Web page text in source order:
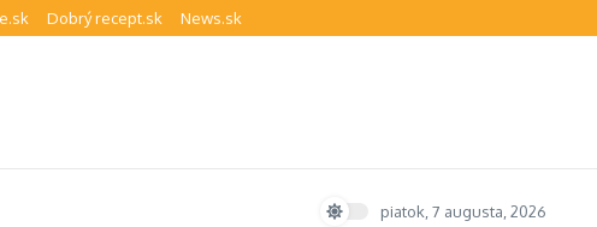
Dobrý recept.sk News.sk
piatok, 7 augusta, 2026